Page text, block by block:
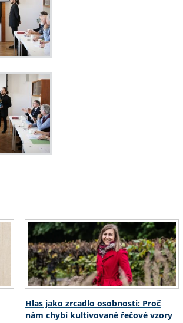
Hlas jako zrcadlo osobnosti: Proč
nám chybí kultivované řečové vzory